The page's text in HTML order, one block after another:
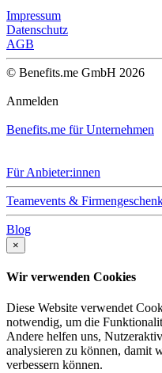
Impressum
Datenschutz
AGB
© Benefits.me GmbH 2026
Anmelden
Benefits.me für Unternehmen
Für Anbieter:innen
Teamevents &
Blog
×
Wir verwenden Cookies
Diese Website verwendet
notwendig, um die
Andere helfen uns,
analysieren zu können, damit
verbessern können.